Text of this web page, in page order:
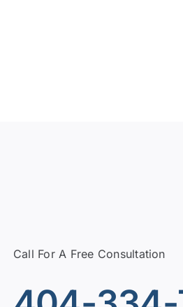
Call For A Free Consultation